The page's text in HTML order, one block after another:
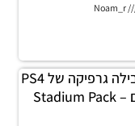
Noam_r
PES17 PC / חבילה גרפיקה של PS4
עבור אצטדיונים – Stadium Pack